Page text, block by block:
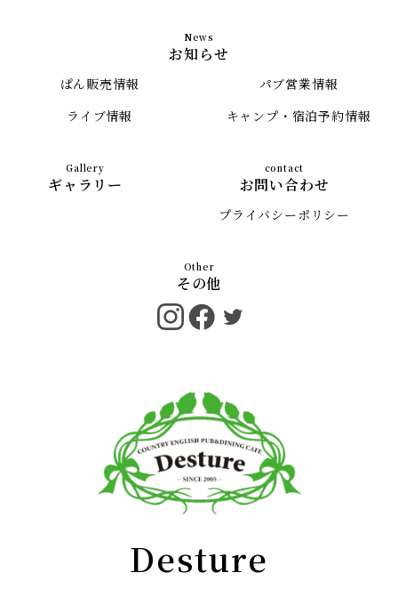
お知らせ
ぱん販売情報
パブ営業情報
ライブ情報
キャンプ・宿泊予約情報
ギャラリー お問い合わせ
プライバシーポリシー
その他
Desture